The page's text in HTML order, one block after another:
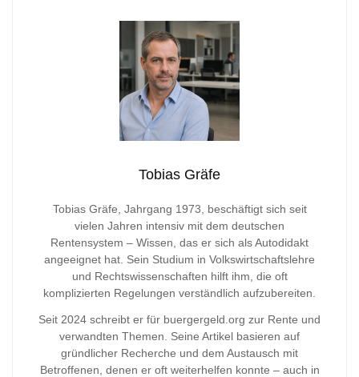
Tobias Gräfe
Tobias Gräfe, Jahrgang 1973, beschäftigt sich seit
vielen Jahren intensiv mit dem deutschen
Rentensystem – Wissen, das er sich als Autodidakt
angeeignet hat. Sein Studium in Volkswirtschaftslehre
und Rechtswissenschaften hilft ihm, die oft
komplizierten Regelungen verständlich aufzubereiten.
Seit 2024 schreibt er für buergergeld.org zur Rente und
verwandten Themen. Seine Artikel basieren auf
gründlicher Recherche und dem Austausch mit
Betroffenen, denen er oft weiterhelfen konnte – auch in